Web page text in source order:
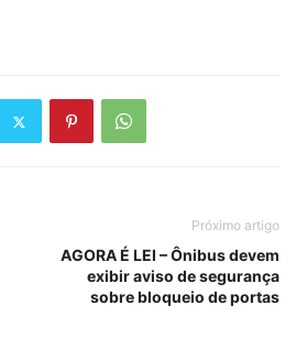
Próximo artigo
AGORA É LEI – Ônibus devem
exibir aviso de segurança
sobre bloqueio de portas